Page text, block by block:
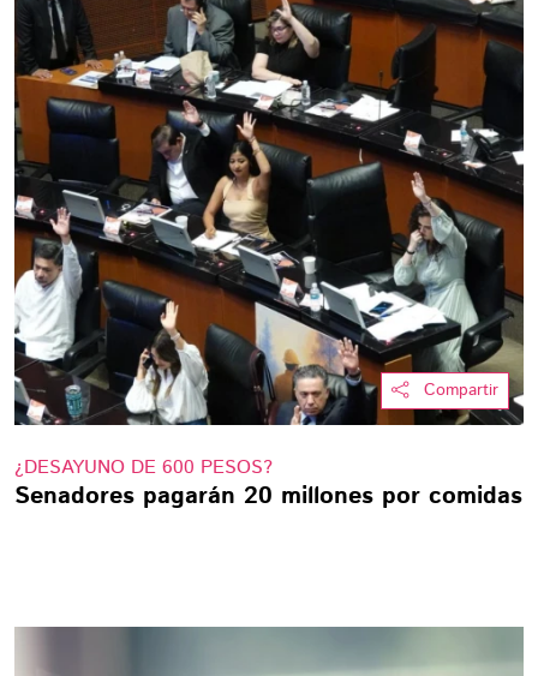
Compartir
¿DESAYUNO DE 600 PESOS?
Senadores pagarán 20 millones por comidas